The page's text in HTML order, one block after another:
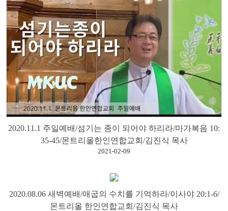
내
말
씀
과
찬
양
선
교
와
배
2020.11.1 주일예배/섬기는 종이 되어야 하리라/마가복음 10:
35-45/몬트리올한인연합교회/김진식 목사
2021-02-09
2020.08.06 새벽예배/애굽의 수치를 기억하라/이사야 20:1-6/
몬트리올 한인연합교회/김진식 목사